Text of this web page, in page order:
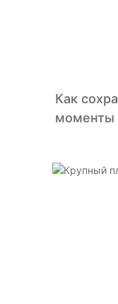
Как
моменты